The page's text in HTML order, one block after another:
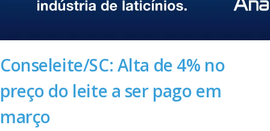
Conseleite/SC: Alta de 4% no
preço do leite a ser pago em
março